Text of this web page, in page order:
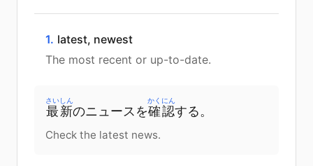
1. latest, newest
The most recent or up-to-date.
最新
さいしん
のニュース を確認
かくにん
する 。
Check the latest news.